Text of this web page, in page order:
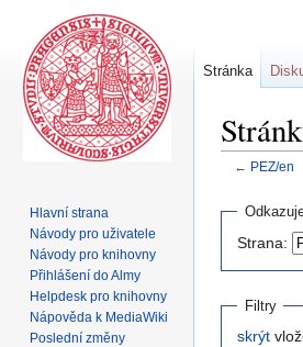
← PEZ/en
Skočit
navigaci
Skočit
vyhledávání
Strana:
Filtry
skrýt
Stránka
Hlavní strana
Návody pro uživatele
Návody pro knihovny
Přihlášení do Almy
Helpdesk pro knihovny
Nápověda k MediaWiki
Poslední změny